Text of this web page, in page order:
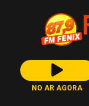
NO AR AGORA